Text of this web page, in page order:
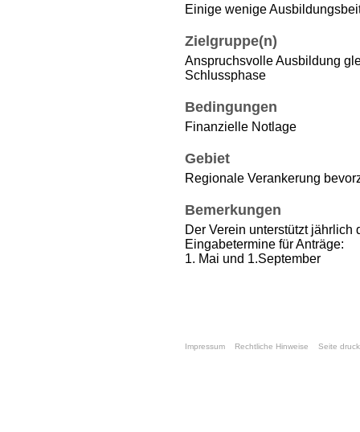
Einige wenige
Zielgruppe(n)
Anspruchsvolle Ausbildung
Schlussphase
Bedingungen
Finanzielle Notlage
Gebiet
Regionale Verankerung
Bemerkungen
Der Verein unterstützt jährlich
Eingabetermine für Anträge:
1. Mai und 1.September
Impressum Rechtliche Hinweise Seite